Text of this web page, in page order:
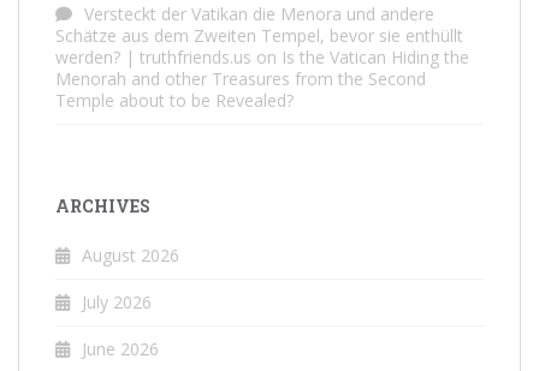
Versteckt der Vatikan die Menora und andere
Schätze aus dem Zweiten Tempel, bevor sie enthüllt
werden? | truthfriends.us on Is the Vatican Hiding the
Menorah and other Treasures from the Second
Temple about to be Revealed?
ARCHIVES
August 2026
July 2026
June 2026